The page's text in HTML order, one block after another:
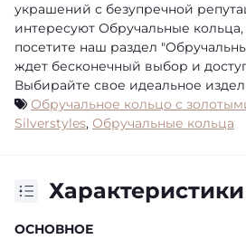
украшений с безупречной
интересуют Обручальные
посетите наш раздел
ждет бесконечный выбор и
Выбирайте свое идеальное
Обручальное кольцо с
Silverstyles, Обручальные кольца
Характеристики
ОСНОВНОЕ